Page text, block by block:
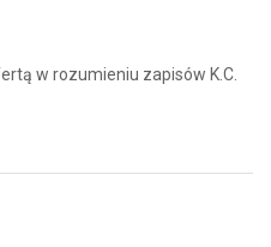
w rozumieniu zapisów K.C.